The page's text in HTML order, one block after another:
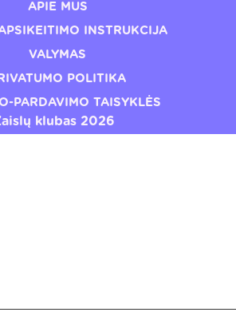
APIE MUS
INSTRUKCIJA
VALYMAS
POLITIKA
PARDAVIMO TAISYKLĖS
klubas 2026